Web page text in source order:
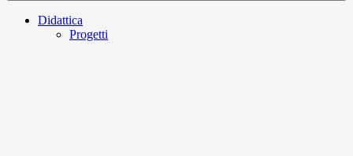
Didattica
Progetti